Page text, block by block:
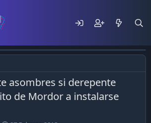
asombres si derepente
de Mordor a instalarse